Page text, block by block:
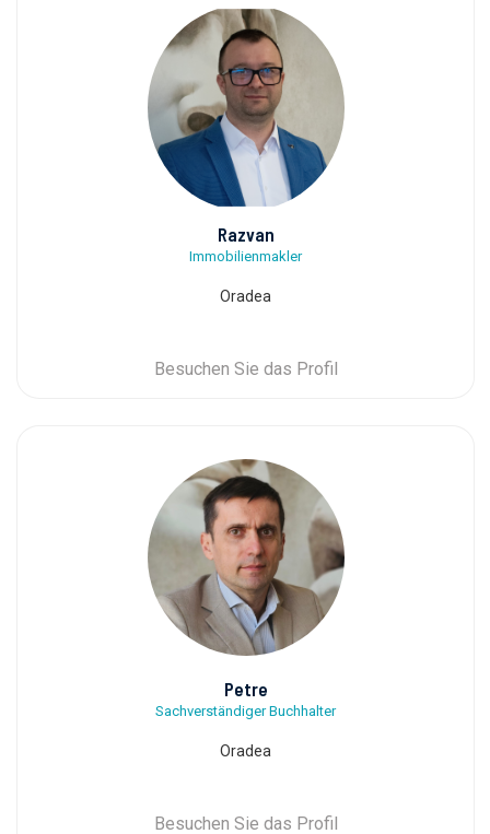
Razvan
Immobilienmakler
Oradea
Besuchen Sie das Profil
Petre
Sachverständiger Buchhalter
Oradea
Besuchen Sie das Profil